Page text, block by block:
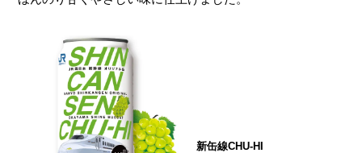
新缶線CHU-HI